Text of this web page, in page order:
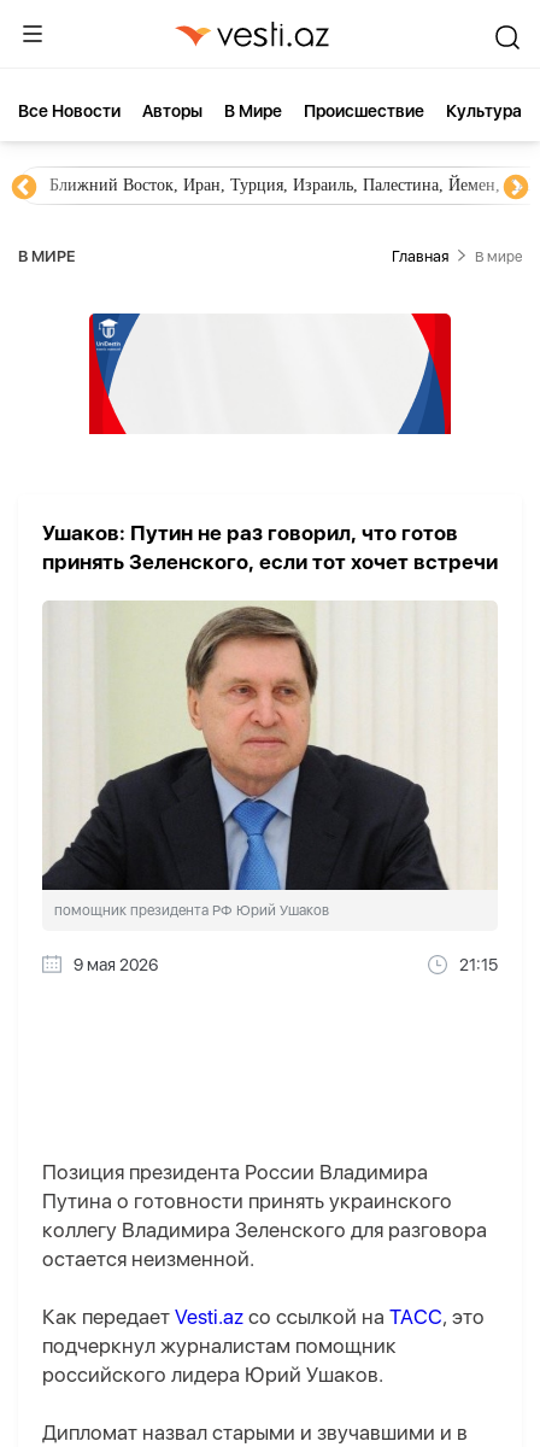
Все Новости Aвторы В Мире Происшествие Культура
Ближний Восток, Иран, Турция, Израиль, Палестина, Йемен,
В МИРЕ Главная В мире
Ушаков: Путин не раз говорил, что готов
принять Зеленского, если тот хочет встречи
помощник президента РФ Юрий Ушаков
9 мая 2026 21:15
Позиция президента России Владимира
Путина о готовности принять украинского
коллегу Владимира Зеленского для разговора
остается неизменной.
Как передает Vesti.az со ссылкой на ТАСС, это
подчеркнул журналистам помощник
российского лидера Юрий Ушаков.
Дипломат назвал старыми и звучавшими и в